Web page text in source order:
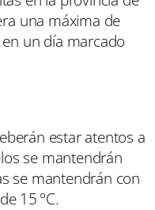
una máxima de
en un día marcado
estar atentos a
se mantendrán
se mantendrán con
15 °C.